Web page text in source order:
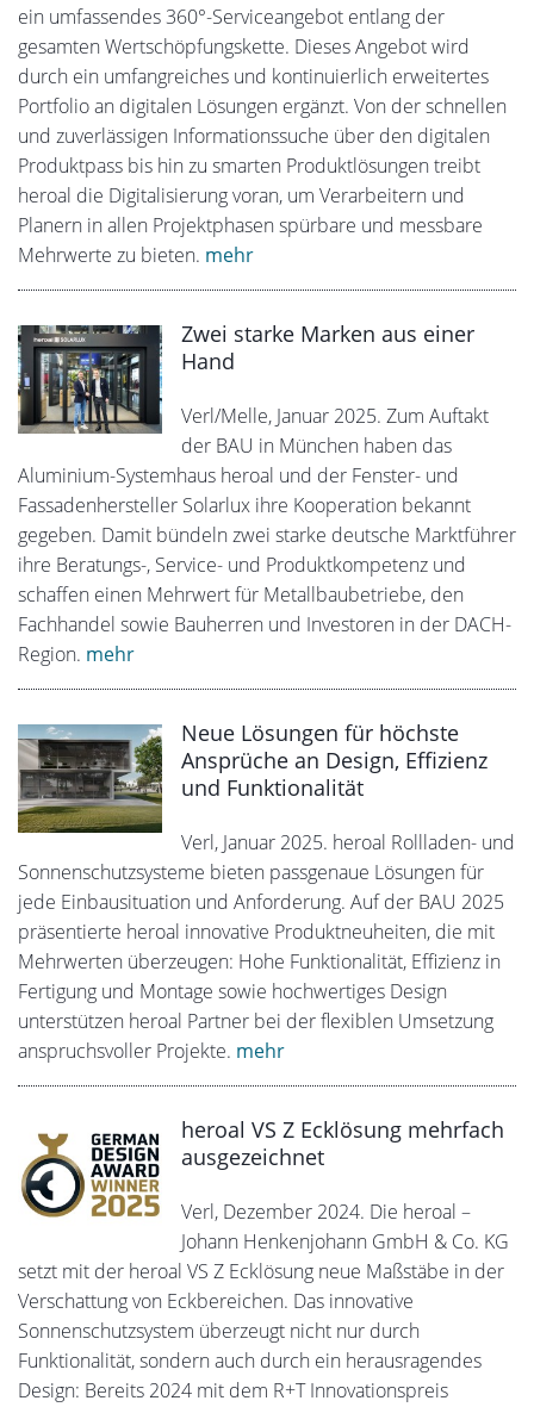
ein umfassendes 360°-Serviceangebot entlang der
gesamten Wertschöpfungskette. Dieses Angebot wird
durch ein umfangreiches und kontinuierlich erweitertes
Portfolio an digitalen Lösungen ergänzt. Von der schnellen
und zuverlässigen Informationssuche über den digitalen
Produktpass bis hin zu smarten Produktlösungen treibt
heroal die Digitalisierung voran, um Verarbeitern und
Planern in allen Projektphasen spürbare und messbare
Mehrwerte zu bieten. mehr
Zwei starke Marken aus einer
Hand
Verl/Melle, Januar 2025. Zum Auftakt
der BAU in München haben das
Aluminium-Systemhaus heroal und der Fenster- und
Fassadenhersteller Solarlux ihre Kooperation bekannt
gegeben. Damit bündeln zwei starke deutsche Marktführer
ihre Beratungs-, Service- und Produktkompetenz und
schaffen einen Mehrwert für Metallbaubetriebe, den
Fachhandel sowie Bauherren und Investoren in der DACH-
Region. mehr
Neue Lösungen für höchste
Ansprüche an Design, Effizienz
und Funktionalität
Verl, Januar 2025. heroal Rollladen- und
Sonnenschutzsysteme bieten passgenaue Lösungen für
jede Einbausituation und Anforderung. Auf der BAU 2025
präsentierte heroal innovative Produktneuheiten, die mit
Mehrwerten überzeugen: Hohe Funktionalität, Effizienz in
Fertigung und Montage sowie hochwertiges Design
unterstützen heroal Partner bei der flexiblen Umsetzung
anspruchsvoller Projekte. mehr
heroal VS Z Ecklösung mehrfach
ausgezeichnet
Verl, Dezember 2024. Die heroal –
Johann Henkenjohann GmbH & Co. KG
setzt mit der heroal VS Z Ecklösung neue Maßstäbe in der
Verschattung von Eckbereichen. Das innovative
Sonnenschutzsystem überzeugt nicht nur durch
Funktionalität, sondern auch durch ein herausragendes
Design: Bereits 2024 mit dem R+T Innovationspreis